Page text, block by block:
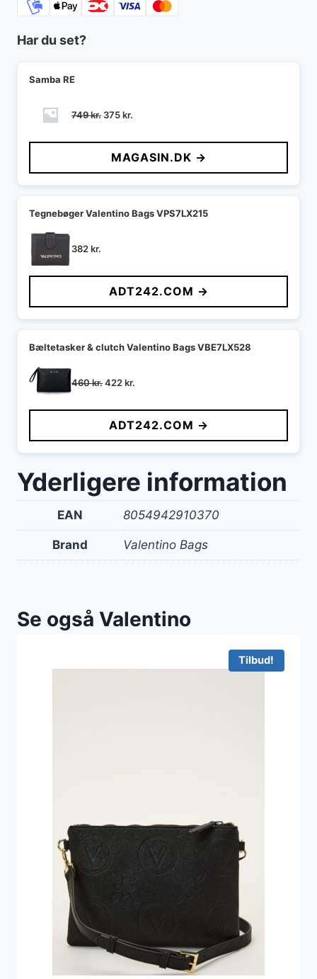
Har du set?
Samba RE
749kr. Den
pris
var:
749 kr..
375kr.
pris
er:
375 kr..
MAGASIN.DK →
Tegnebøger Valentino Bags VPS7LX215
382kr.
ADT242.COM →
Bæltetasker & clutch Valentino Bags VBE7LX528
460kr.Den
pris
var:
460 kr..
422kr.
pris
er:
422 kr..
ADT242.COM →
Yderligere information
EAN 8054942910370
Brand Valentino Bags
Se også Valentino
Tilbud!